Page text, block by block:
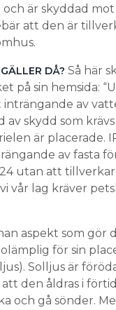
och är skyddad
att den är
DÅ? Så här
på sin hemsida:
av
av skydd som
är placerade.
av fasta
utan att
vår lag kräver
aspekt som gör
för sin
Solljus är
den åldras i
och gå sönder.